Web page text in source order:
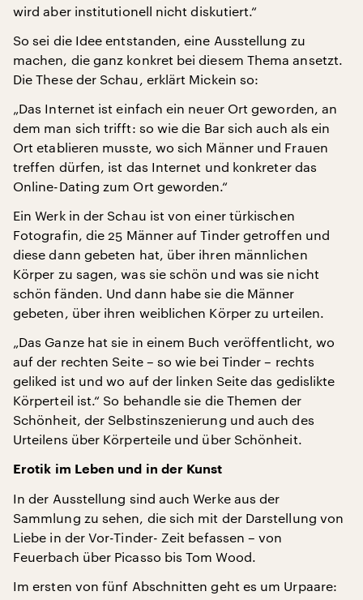
wird aber institutionell nicht diskutiert.“
So sei die Idee entstanden, eine Ausstellung zu
machen, die ganz konkret bei diesem Thema ansetzt.
Die These der Schau, erklärt Mickein so:
„Das Internet ist einfach ein neuer Ort geworden, an
dem man sich trifft: so wie die Bar sich auch als ein
Ort etablieren musste, wo sich Männer und Frauen
treffen dürfen, ist das Internet und konkreter das
Online-Dating zum Ort geworden.“
Ein Werk in der Schau ist von einer türkischen
Fotografin, die 25 Männer auf Tinder getroffen und
diese dann gebeten hat, über ihren männlichen
Körper zu sagen, was sie schön und was sie nicht
schön fänden. Und dann habe sie die Männer
gebeten, über ihren weiblichen Körper zu urteilen.
„Das Ganze hat sie in einem Buch veröffentlicht, wo
auf der rechten Seite – so wie bei Tinder – rechts
geliked ist und wo auf der linken Seite das gedislikte
Körperteil ist.“ So behandle sie die Themen der
Schönheit, der Selbstinszenierung und auch des
Urteilens über Körperteile und über Schönheit.
Erotik im Leben und in der Kunst
In der Ausstellung sind auch Werke aus der
Sammlung zu sehen, die sich mit der Darstellung von
Liebe in der Vor-Tinder- Zeit befassen – von
Feuerbach über Picasso bis Tom Wood.
Im ersten von fünf Abschnitten geht es um Urpaare: